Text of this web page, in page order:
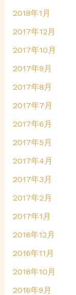
2018年1月
2017年12月
2017年10月
2017年9月
2017年8月
2017年7月
2017年6月
2017年5月
2017年4月
2017年3月
2017年2月
2017年1月
2016年12月
2016年11月
2016年10月
2016年9月